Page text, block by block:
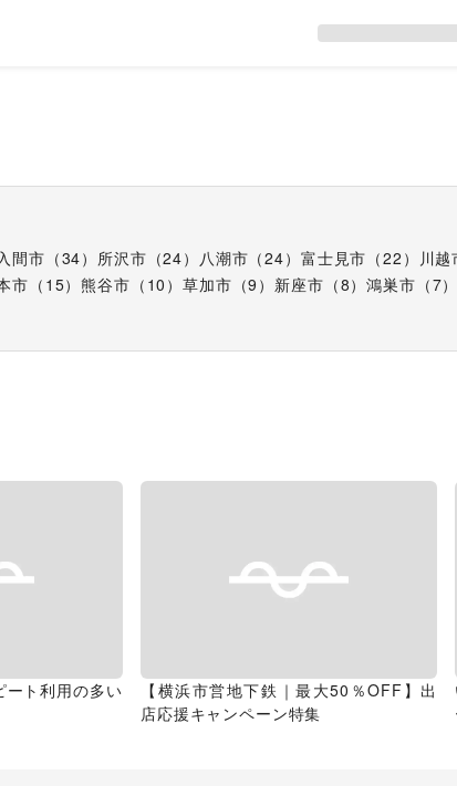
間市 （34） 所沢市 （24） 八潮市 （24） 富士見市 （22 ） 川越
市 （ 15）熊谷市 （ 10 ）草加市 （9 ） 新座市 （8）鴻巣市 （7
ート利用の多い
【横浜市営地下鉄｜最大50％OFF】出
店応援キャンペーン特集